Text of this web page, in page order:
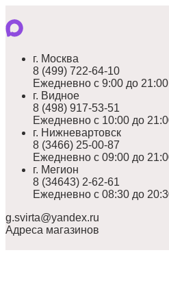
г. Москва
8 (499) 722-64-10
Ежедневно с 9:00 до 21:00
г. Видное
8 (498) 917-53-51
Ежедневно с 10:00 до
г. Нижневартовск
8 (3466) 25-00-87
Ежедневно с 09:00 до
г. Мегион
8 (34643) 2-62-61
Ежедневно с 08:30 до
g.svirta@yandex.ru
Адреса магазинов